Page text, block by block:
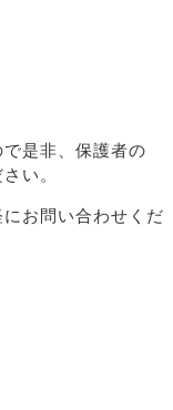
で是非、保護者の
い。
お問い合わせくだ